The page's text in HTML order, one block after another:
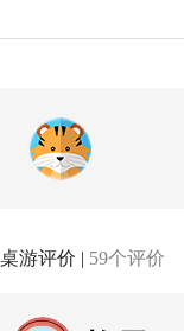
桌游评价 | 59个评价